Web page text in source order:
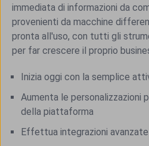
immediata di informazioni da
provenienti da macchine
pronta all'uso, con tutti gli
per far crescere il proprio
Inizia oggi con la semplice
Aumenta le personalizzazioni
della piattaforma
Effettua integrazioni